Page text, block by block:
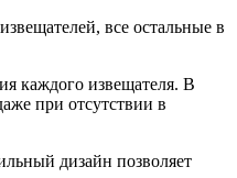
все остальные в
каждого извещателя. В
при отсутствии в
дизайн позволяет